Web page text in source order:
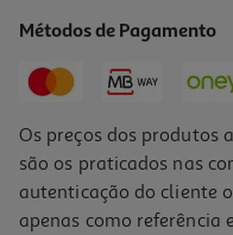
20,90 € PVP de editor
Métodos de Pagamento
Os preços dos produtos
são os praticados nas
autenticação do cliente
apenas como referência